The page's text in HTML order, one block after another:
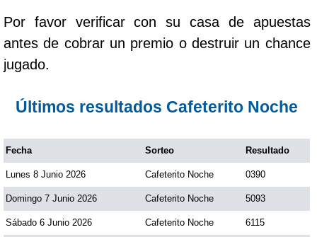
Motilon Noche
Paisita 3
Pick 3 Día
Por favor verificar con su casa de apuestas
antes de cobrar un premio o destruir un chance
jugado.
Últimos resultados Cafeterito Noche
Fecha Sorteo Resultado
Lunes 8 Junio 2026 Cafeterito Noche 0390
Domingo 7 Junio 2026 Cafeterito Noche 5093
Sábado 6 Junio 2026 Cafeterito Noche 6115